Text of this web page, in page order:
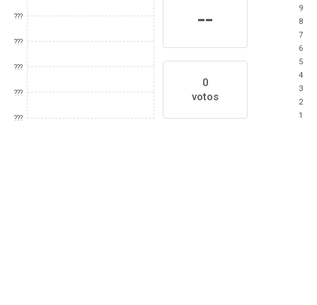
???
???
???
???
???
--
0
votos
9
8
7
6
5
4
3
2
1